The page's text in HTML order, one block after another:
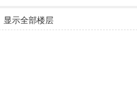
显示全部楼层